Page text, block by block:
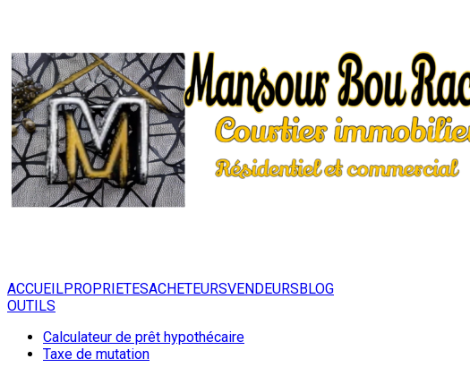
ACCUEILPROPRIETESACHETEURSVENDEURSBLOG
OUTILS
Calculateur de prêt hypothécaire
Taxe de mutation